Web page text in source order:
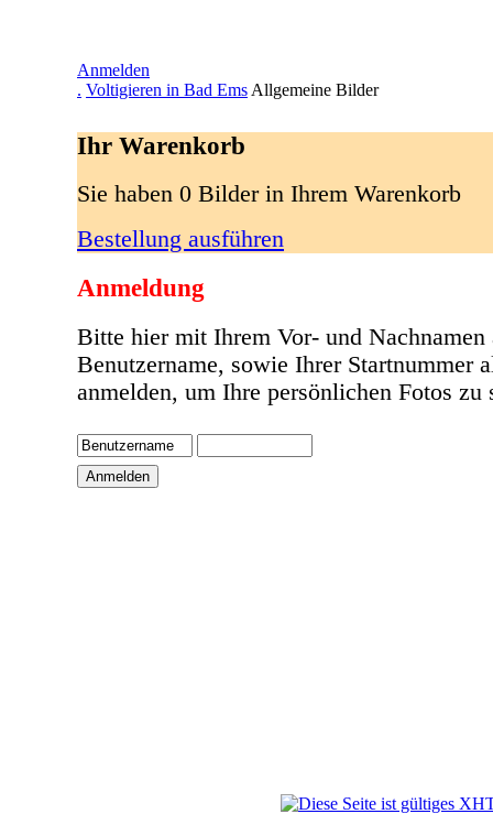
Anmelden
. Voltigieren in Bad Ems Allgemeine Bilder
Ihr Warenkorb
Sie haben 0 Bilder in Ihrem Warenkorb
Bestellung ausführen
Anmeldung
Bitte hier mit Ihrem Vor- und Nachnamen
Benutzername, sowie Ihrer Startnummer
anmelden, um Ihre persönlichen Fotos zu